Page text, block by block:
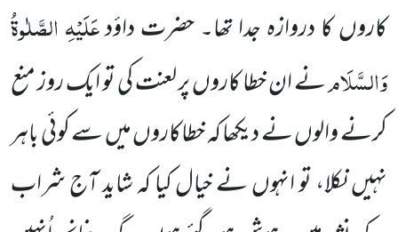
کاروں کا دروازہ جدا تھا۔ حضرت داؤدعَلَیْہِ الصَّلٰوۃُ
وَالسَّلَامنےان خطا کاروں پر لعنت کی تو ایک روز منع
کرنے والوں نے دیکھا کہ خطاکاروں میں سے کوئی باہر
نہیں نکلا، تو انہوںنے خیال کیا کہ شاید آج شراب